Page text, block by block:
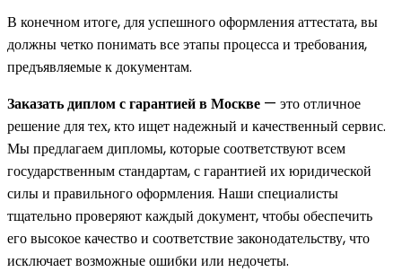
В конечном итоге, для успешного оформления аттестата, вы
должны четко понимать все этапы процесса и требования,
предъявляемые к документам.
Заказать диплом с гарантией в Москве — это отличное
решение для тех, кто ищет надежный и качественный сервис.
Мы предлагаем дипломы, которые соответствуют всем
государственным стандартам, с гарантией их юридической
силы и правильного оформления. Наши специалисты
тщательно проверяют каждый документ, чтобы обеспечить
его высокое качество и соответствие законодательству, что
исключает возможные ошибки или недочеты.